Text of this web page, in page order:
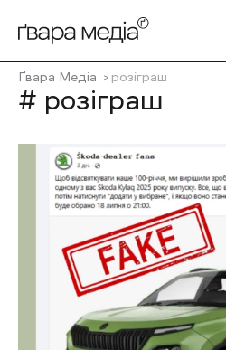
Ґвара Медіа розіграш
# розіграш